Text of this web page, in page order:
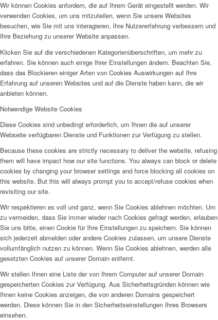
Wir können Cookies anfordern, die auf Ihrem Gerät eingestellt werden. Wir
verwenden Cookies, um uns mitzuteilen, wenn Sie unsere Websites
besuchen, wie Sie mit uns interagieren, Ihre Nutzererfahrung verbessern und
Ihre Beziehung zu unserer Website anpassen.
Klicken Sie auf die verschiedenen Kategorienüberschriften, um mehr zu
erfahren. Sie können auch einige Ihrer Einstellungen ändern. Beachten Sie,
dass das Blockieren einiger Arten von Cookies Auswirkungen auf Ihre
Erfahrung auf unseren Websites und auf die Dienste haben kann, die wir
anbieten können.
Notwendige Website Cookies
Diese Cookies sind unbedingt erforderlich, um Ihnen die auf unserer
Webseite verfügbaren Dienste und Funktionen zur Verfügung zu stellen.
Because these cookies are strictly necessary to deliver the website, refusing
them will have impact how our site functions. You always can block or delete
cookies by changing your browser settings and force blocking all cookies on
this website. But this will always prompt you to accept/refuse cookies when
revisiting our site.
Wir respektieren es voll und ganz, wenn Sie Cookies ablehnen möchten. Um
zu vermeiden, dass Sie immer wieder nach Cookies gefragt werden, erlauben
Sie uns bitte, einen Cookie für Ihre Einstellungen zu speichern. Sie können
sich jederzeit abmelden oder andere Cookies zulassen, um unsere Dienste
vollumfänglich nutzen zu können. Wenn Sie Cookies ablehnen, werden alle
gesetzten Cookies auf unserer Domain entfernt.
Wir stellen Ihnen eine Liste der von Ihrem Computer auf unserer Domain
gespeicherten Cookies zur Verfügung. Aus Sicherheitsgründen können wie
Ihnen keine Cookies anzeigen, die von anderen Domains gespeichert
werden. Diese können Sie in den Sicherheitseinstellungen Ihres Browsers
einsehen.